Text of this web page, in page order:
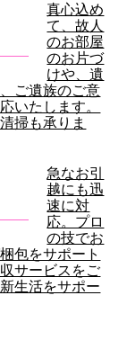
真心込め
て、故人
のお部屋
のお片づ
けや、遺
ご遺族のご意
いたします。
掃も承りま
急なお引
越にも迅
速に対
応。プロ
の技でお
包をサポート
サービスをご
生活をサポー